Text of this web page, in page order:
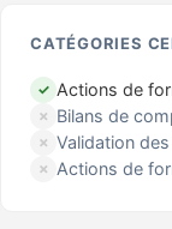
CATÉGORIES
✓ Actions de
✗ Bilans de
✗ Validation
✗ Actions de